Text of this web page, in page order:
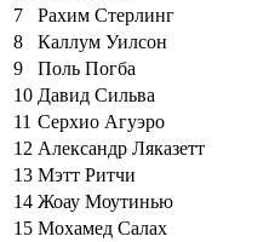
7
Рахим Стерлинг
8
Каллум Уилсон
9
Поль Погба
10 Давид Сильва
11 Серхио Агуэро
12 Александр Ляказетт
13 Мэтт Ритчи
14 Жоау Моутинью
15 Мохамед Салах